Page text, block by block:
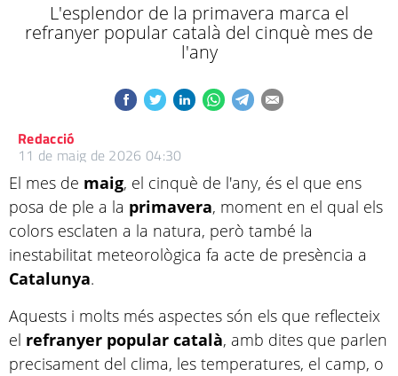
L'esplendor de la primavera marca el
refranyer popular català del cinquè mes de
l'any
Redacció
11 de maig de 2026 04:30
El mes de maig, el cinquè de l'any, és el que ens
posa de ple a la primavera, moment en el qual els
colors esclaten a la natura, però també la
inestabilitat meteorològica fa acte de presència a
Catalunya.
Aquests i molts més aspectes són els que reflecteix
el refranyer popular català, amb dites que parlen
precisament del clima, les temperatures, el camp, o